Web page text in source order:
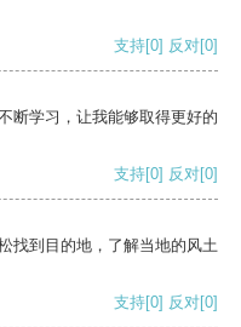
支持[0] 反对[0]
断学习，让我能够取得更好的
支持[0] 反对[0]
找到目的地，了解当地的风土
支持[0] 反对[0]